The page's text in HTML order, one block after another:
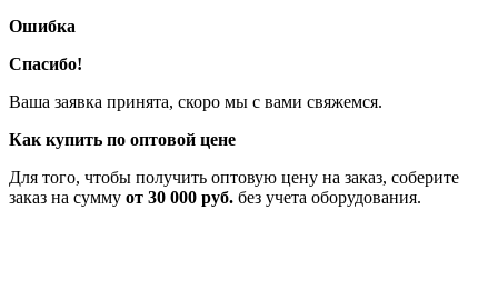
Ошибка
Спасибо!
Ваша заявка принята, скоро мы с вами свяжемся.
Как купить по оптовой цене
Для того, чтобы получить оптовую цену на заказ, соберите
заказ на сумму от 30 000 руб. без учета оборудования.